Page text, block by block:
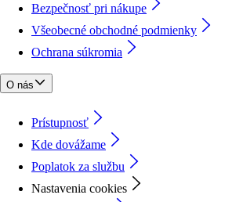
Bezpečnosť pri nákupe
Všeobecné obchodné podmienky
Ochrana súkromia
O nás
Prístupnosť
Kde dovážame
Poplatok za službu
Nastavenia cookies